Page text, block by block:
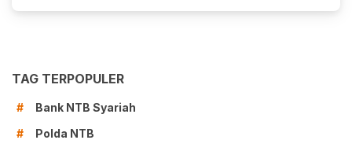
TAG TERPOPULER
#
Bank NTB Syariah
#
Polda NTB